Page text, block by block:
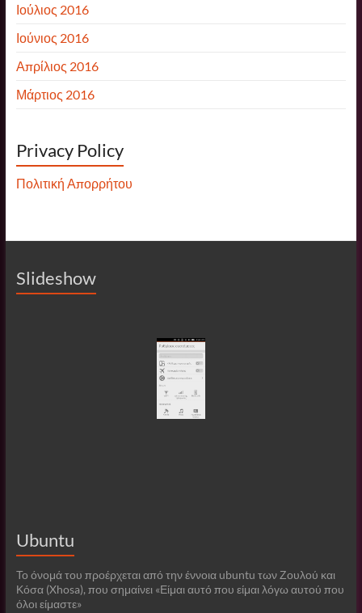
Ιούλιος 2016
Ιούνιος 2016
Απρίλιος 2016
Μάρτιος 2016
Privacy Policy
Πολιτική Απορρήτου
Slideshow
Ubuntu
Το όνομά του προέρχεται από την έννοια ubuntu των Ζουλού και
Κόσα (Xhosa), που σημαίνει «Είμαι αυτό που είμαι λόγω αυτού που
όλοι είμαστε»